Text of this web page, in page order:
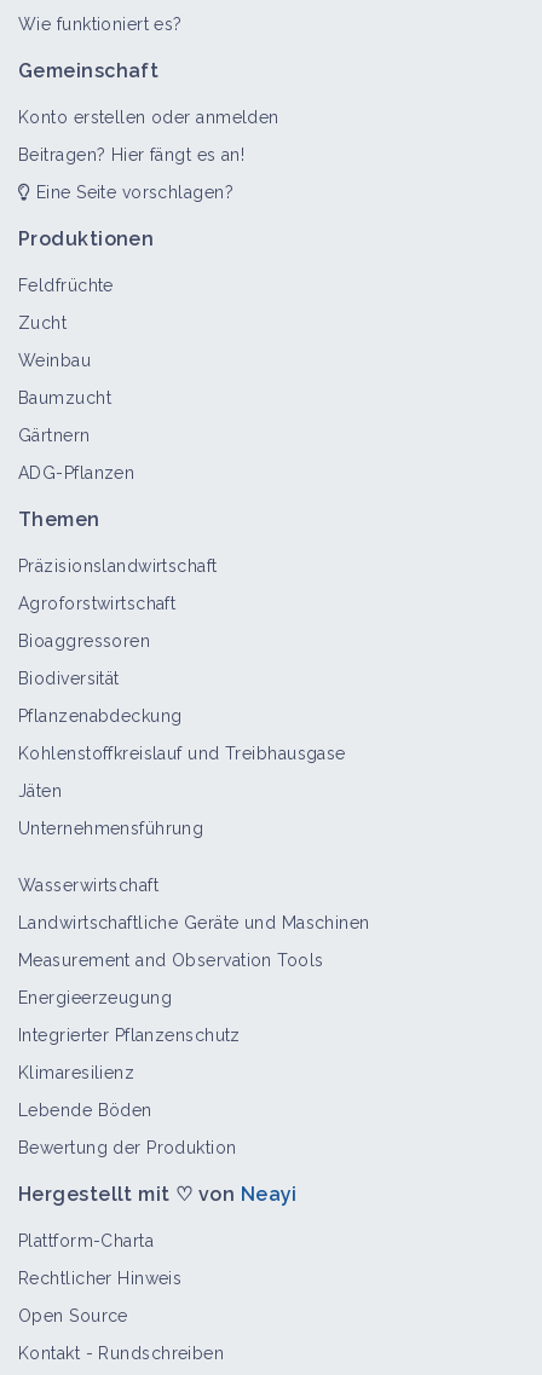
Flug-Hafer
Gewöhnlicher Reiherschnabel
Bioaggressor
Acker-Kratzdistel
Wie funktioniert es?
Gemeinschaft
Konto erstellen oder anmelden
Beitragen? Hier fängt es an!
Eine Seite vorschlagen?
Produktionen
Feldfrüchte
Zucht
Weinbau
Baumzucht
Gärtnern
ADG-Pflanzen
Themen
Präzisionslandwirtschaft
Agroforstwirtschaft
Bioaggressoren
Biodiversität
Pflanzenabdeckung
Kohlenstoffkreislauf und Treibhausgase
Jäten
Unternehmensführung
Wasserwirtschaft
Landwirtschaftliche Geräte und Maschinen
Measurement and Observation Tools
Energieerzeugung
Integrierter Pflanzenschutz
Klimaresilienz
Lebende Böden
Bewertung der Produktion
Hergestellt mit ♡ von Neayi
Plattform-Charta
Rechtlicher Hinweis
Open Source
Kontakt - Rundschreiben